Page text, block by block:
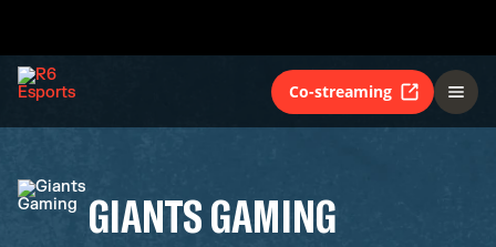
Co-streaming
GIANTS GAMING